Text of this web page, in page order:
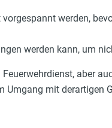
werden,
werden kann, um
aber
Umgang mit derartigen